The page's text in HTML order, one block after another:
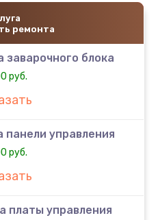
ремонта
заварочного блока
руб.
панели управления
руб.
платы управления